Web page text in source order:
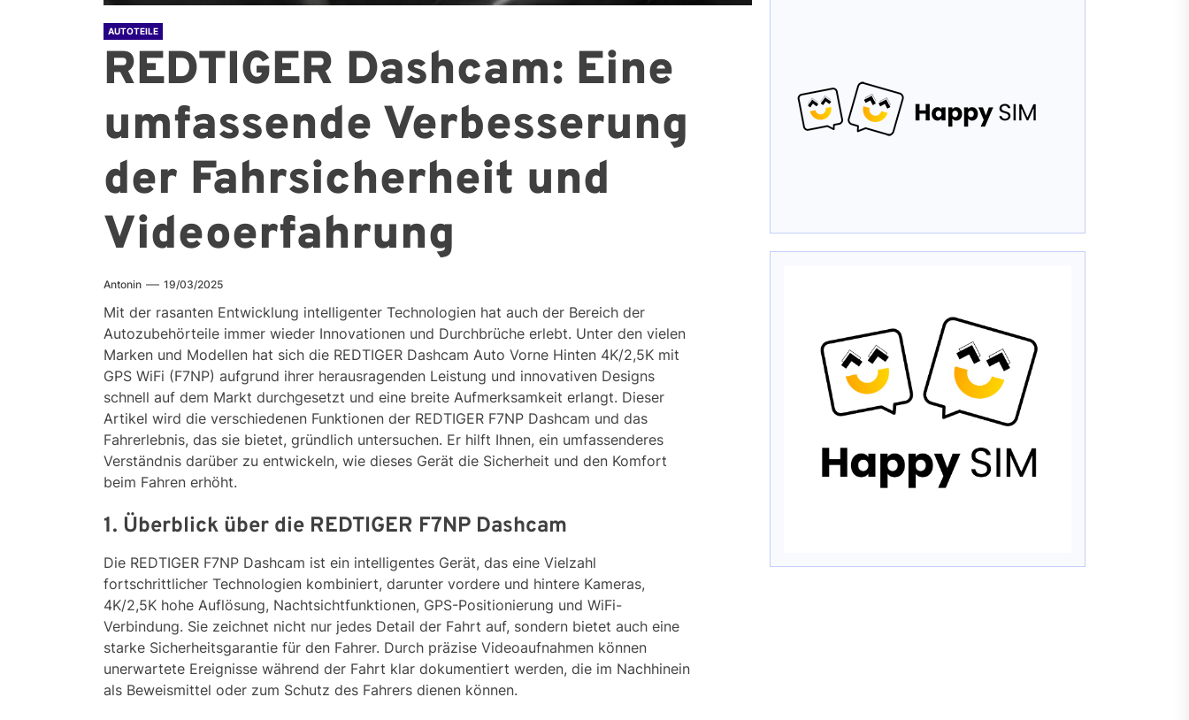
AUTOTEILE
REDTIGER Dashcam: Eine
umfassende Verbesserung
der Fahrsicherheit und
Videoerfahrung
Antonin 19/03/2025
Mit der rasanten Entwicklung intelligenter Technologien hat auch der Bereich der
Autozubehörteile immer wieder Innovationen und Durchbrüche erlebt. Unter den vielen
Marken und Modellen hat sich die REDTIGER Dashcam Auto Vorne Hinten 4K/2,5K mit
GPS WiFi (F7NP) aufgrund ihrer herausragenden Leistung und innovativen Designs
schnell auf dem Markt durchgesetzt und eine breite Aufmerksamkeit erlangt. Dieser
Artikel wird die verschiedenen Funktionen der REDTIGER F7NP Dashcam und das
Fahrerlebnis, das sie bietet, gründlich untersuchen. Er hilft Ihnen, ein umfassenderes
Verständnis darüber zu entwickeln, wie dieses Gerät die Sicherheit und den Komfort
beim Fahren erhöht.
1. Überblick über die REDTIGER F7NP Dashcam
Die REDTIGER F7NP Dashcam ist ein intelligentes Gerät, das eine Vielzahl
fortschrittlicher Technologien kombiniert, darunter vordere und hintere Kameras,
4K/2,5K hohe Auflösung, Nachtsichtfunktionen, GPS-Positionierung und WiFi-
Verbindung. Sie zeichnet nicht nur jedes Detail der Fahrt auf, sondern bietet auch eine
starke Sicherheitsgarantie für den Fahrer. Durch präzise Videoaufnahmen können
unerwartete Ereignisse während der Fahrt klar dokumentiert werden, die im Nachhinein
als Beweismittel oder zum Schutz des Fahrers dienen können.